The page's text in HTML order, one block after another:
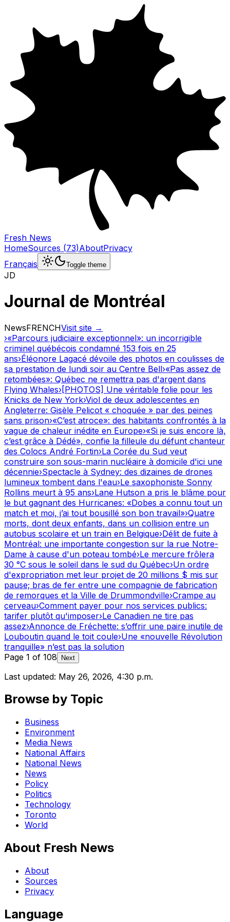
Fresh News
HomeSources (73)AboutPrivacy
Français
Toggle theme
JD
Journal de Montréal
NewsFRENCHVisit site →
›«Parcours judiciaire exceptionnel»: un incorrigible
criminel québécois condamné 153 fois en 25
ans›Éléonore Lagacé dévoile des photos en coulisses de
sa prestation de lundi soir au Centre Bell›«Pas assez de
retombées»: Québec ne remettra pas d'argent dans
Flying Whales› [PHOTOS] Une véritable folie pour les
Knicks de New York›Viol de deux adolescentes en
Angleterre: Gisèle Pelicot « choquée » par des peines
sans prison›«C’est atroce»: des habitants confrontés à la
vague de chaleur inédite en Europe›«Si je suis encore là,
c’est grâce à Dédé», confie la filleule du défunt chanteur
des Colocs André Fortin›La Corée du Sud veut
construire son sous-marin nucléaire à domicile d'ici une
décennie›Spectacle à Sydney: des dizaines de drones
lumineux tombent dans l'eau›Le saxophoniste Sonny
Rollins meurt à 95 ans›Lane Hutson a pris le blâme pour
le but gagnant des Hurricanes: «Dobes a connu tout un
match et moi, j’ai tout bousillé son bon travail»›Quatre
morts, dont deux enfants, dans un collision entre un
autobus scolaire et un train en Belgique›Délit de fuite à
Montréal: une importante congestion sur la rue Notre-
Dame à cause d'un poteau tombé›Le mercure frôlera
30 °C sous le soleil dans le sud du Québec›Un ordre
d'expropriation met leur projet de 20 millions $ mis sur
pause; bras de fer entre une compagnie de fabrication
de remorques et la Ville de Drummondville›Crampe au
cerveau›Comment payer pour nos services publics:
tarifer plutôt qu'imposer›Le Canadien ne tire pas
assez›Annonce de Fréchette: s’offrir une paire inutile de
Louboutin quand le toit coule›Une «nouvelle Révolution
tranquille» n’est pas la solution
Page 1 of 108 Next
Last updated: May 26, 2026, 4:30 p.m.
Browse by Topic
Business
Environment
Media News
National Affairs
National News
News
Policy
Politics
Technology
Toronto
World
About Fresh News
About
Sources
Privacy
Language